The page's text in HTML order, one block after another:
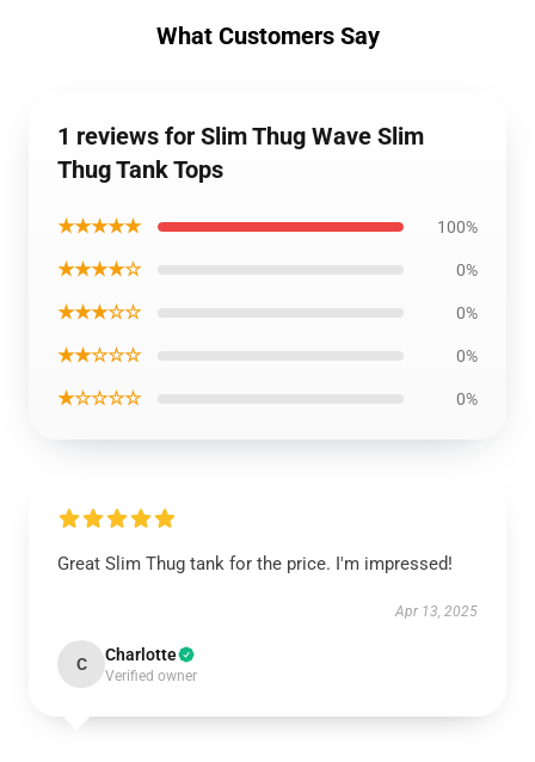
What Customers Say
1 reviews for Slim Thug Wave Slim
Thug Tank Tops
★★★★★ 100%
★★★★☆ 0%
★★★☆☆ 0%
★★☆☆☆ 0%
★☆☆☆☆ 0%
Great Slim Thug tank for the price. I'm impressed!
Apr 13, 2025
C Charlotte
Verified owner